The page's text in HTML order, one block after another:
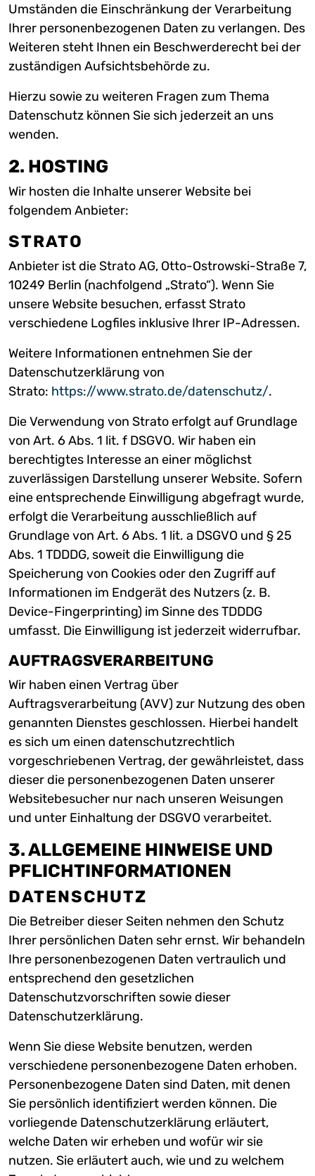
Umständen die Einschränkung der Verarbeitung
Ihrer personenbezogenen Daten zu verlangen. Des
Weiteren steht Ihnen ein Beschwerderecht bei der
zuständigen Aufsichtsbehörde zu.
Hierzu sowie zu weiteren Fragen zum Thema
Datenschutz können Sie sich jederzeit an uns
wenden.
2. HOSTING
Wir hosten die Inhalte unserer Website bei
folgendem Anbieter:
STRATO
Anbieter ist die Strato AG, Otto-Ostrowski-Straße 7,
10249 Berlin (nachfolgend „Strato“). Wenn Sie
unsere Website besuchen, erfasst Strato
verschiedene Logfiles inklusive Ihrer IP-Adressen.
Weitere Informationen entnehmen Sie der
Datenschutzerklärung von
Strato: https://www.strato.de/datenschutz/.
Die Verwendung von Strato erfolgt auf Grundlage
von Art. 6 Abs. 1 lit. f DSGVO. Wir haben ein
berechtigtes Interesse an einer möglichst
zuverlässigen Darstellung unserer Website. Sofern
eine entsprechende Einwilligung abgefragt wurde,
erfolgt die Verarbeitung ausschließlich auf
Grundlage von Art. 6 Abs. 1 lit. a DSGVO und § 25
Abs. 1 TDDDG, soweit die Einwilligung die
Speicherung von Cookies oder den Zugriff auf
Informationen im Endgerät des Nutzers (z. B.
Device-Fingerprinting) im Sinne des TDDDG
umfasst. Die Einwilligung ist jederzeit widerrufbar.
AUFTRAGSVERARBEITUNG
Wir haben einen Vertrag über
Auftragsverarbeitung (AVV) zur Nutzung des oben
genannten Dienstes geschlossen. Hierbei handelt
es sich um einen datenschutzrechtlich
vorgeschriebenen Vertrag, der gewährleistet, dass
dieser die personenbezogenen Daten unserer
Websitebesucher nur nach unseren Weisungen
und unter Einhaltung der DSGVO verarbeitet.
3. ALLGEMEINE HINWEISE UND
PFLICHT­INFORMATIONEN
DATENSCHUTZ
Die Betreiber dieser Seiten nehmen den Schutz
Ihrer persönlichen Daten sehr ernst. Wir behandeln
Ihre personenbezogenen Daten vertraulich und
entsprechend den gesetzlichen
Datenschutzvorschriften sowie dieser
Datenschutzerklärung.
Wenn Sie diese Website benutzen, werden
verschiedene personenbezogene Daten erhoben.
Personenbezogene Daten sind Daten, mit denen
Sie persönlich identifiziert werden können. Die
vorliegende Datenschutzerklärung erläutert,
welche Daten wir erheben und wofür wir sie
nutzen. Sie erläutert auch, wie und zu welchem